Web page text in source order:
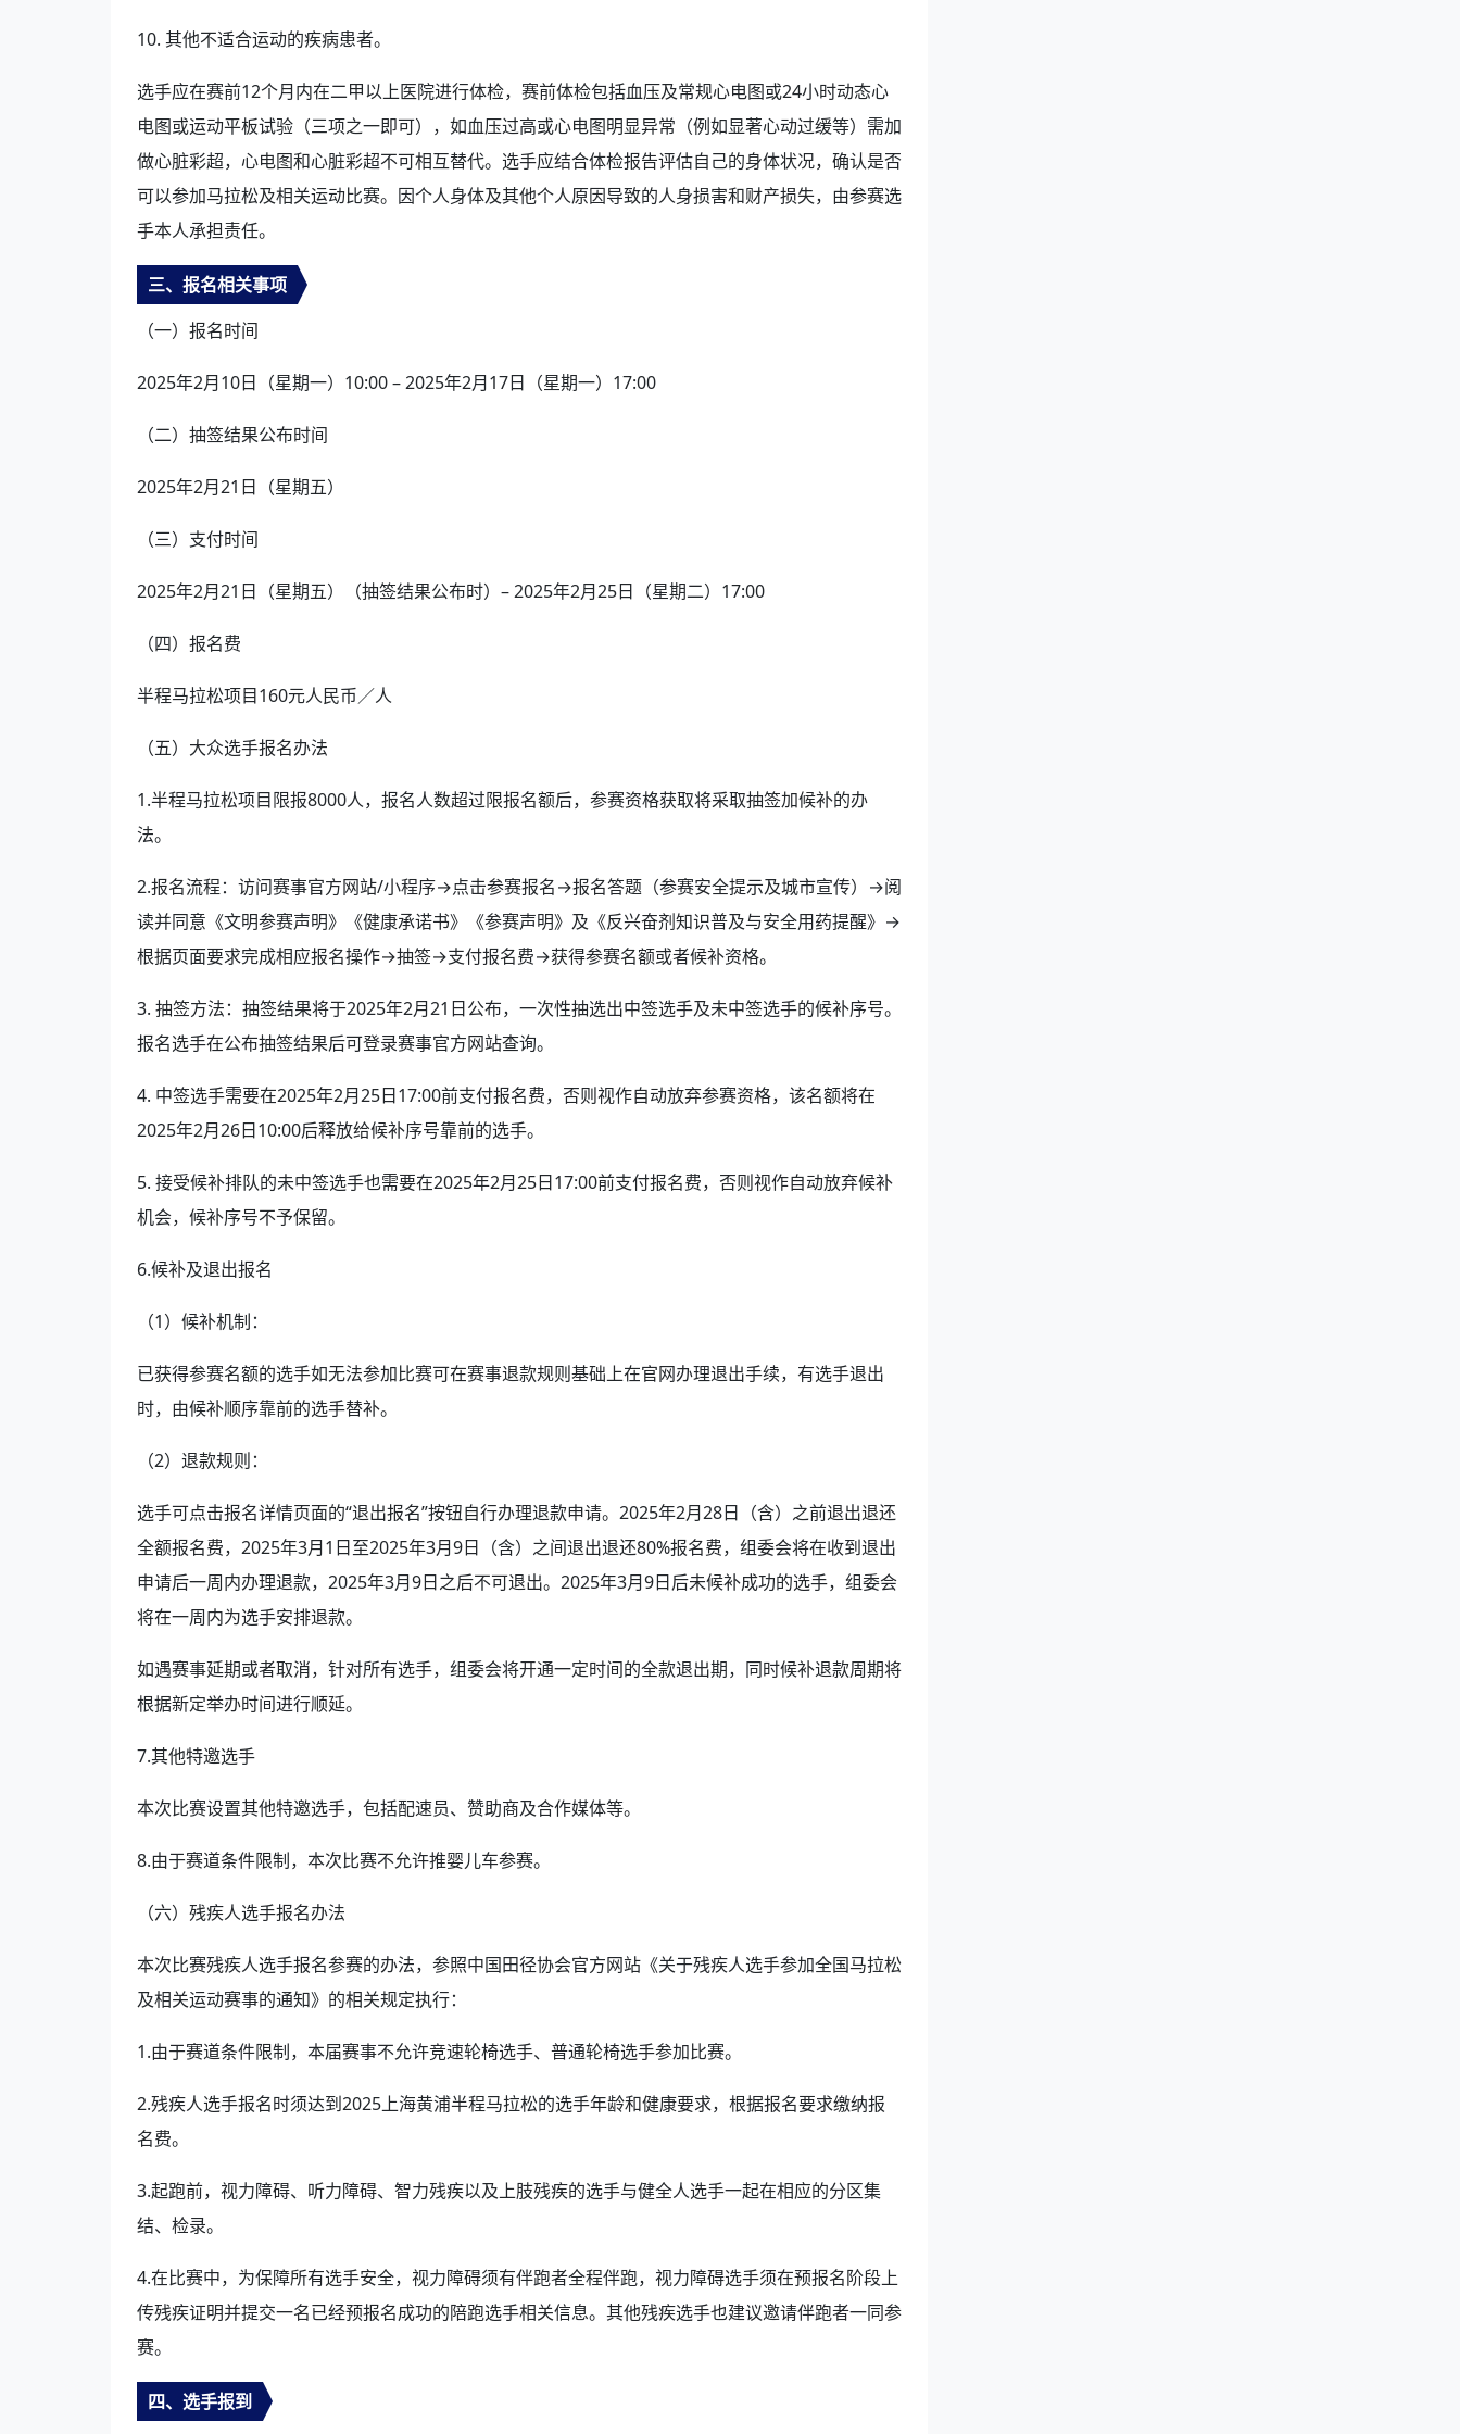
10. 其他不适合运动的疾病患者。
选手应在赛前12个月内在二甲以上医院进行体检，赛前体检包括血压及常规心电图或24小时动态心
电图或运动平板试验（三项之一即可），如血压过高或心电图明显异常（例如显著心动过缓等）需加
做心脏彩超，心电图和心脏彩超不可相互替代。选手应结合体检报告评估自己的身体状况，确认是否
可以参加马拉松及相关运动比赛。因个人身体及其他个人原因导致的人身损害和财产损失，由参赛选
手本人承担责任。
三、报名相关事项
（一）报名时间
2025年2月10日（星期一）10:00 – 2025年2月17日（星期一）17:00
（二）抽签结果公布时间
2025年2月21日（星期五）
（三）支付时间
2025年2月21日（星期五）（抽签结果公布时）– 2025年2月25日（星期二）17:00
（四）报名费
半程马拉松项目160元人民币／人
（五）大众选手报名办法
1.半程马拉松项目限报8000人，报名人数超过限报名额后，参赛资格获取将采取抽签加候补的办
法。
2.报名流程：访问赛事官方网站/小程序→点击参赛报名→报名答题（参赛安全提示及城市宣传）→阅
读并同意《文明参赛声明》《健康承诺书》《参赛声明》及《反兴奋剂知识普及与安全用药提醒》→
根据页面要求完成相应报名操作→抽签→支付报名费→获得参赛名额或者候补资格。
3. 抽签方法：抽签结果将于2025年2月21日公布，一次性抽选出中签选手及未中签选手的候补序号。
报名选手在公布抽签结果后可登录赛事官方网站查询。
4. 中签选手需要在2025年2月25日17:00前支付报名费，否则视作自动放弃参赛资格，该名额将在
2025年2月26日10:00后释放给候补序号靠前的选手。
5. 接受候补排队的未中签选手也需要在2025年2月25日17:00前支付报名费，否则视作自动放弃候补
机会，候补序号不予保留。
6.候补及退出报名
（1）候补机制：
已获得参赛名额的选手如无法参加比赛可在赛事退款规则基础上在官网办理退出手续，有选手退出
时，由候补顺序靠前的选手替补。
（2）退款规则：
选手可点击报名详情页面的“退出报名”按钮自行办理退款申请。2025年2月28日（含）之前退出退还
全额报名费，2025年3月1日至2025年3月9日（含）之间退出退还80%报名费，组委会将在收到退出
申请后一周内办理退款，2025年3月9日之后不可退出。2025年3月9日后未候补成功的选手，组委会
将在一周内为选手安排退款。
如遇赛事延期或者取消，针对所有选手，组委会将开通一定时间的全款退出期，同时候补退款周期将
根据新定举办时间进行顺延。
7.其他特邀选手
本次比赛设置其他特邀选手，包括配速员、赞助商及合作媒体等。
8.由于赛道条件限制，本次比赛不允许推婴儿车参赛。
（六）残疾人选手报名办法
本次比赛残疾人选手报名参赛的办法，参照中国田径协会官方网站《关于残疾人选手参加全国马拉松
及相关运动赛事的通知》的相关规定执行：
1.由于赛道条件限制，本届赛事不允许竞速轮椅选手、普通轮椅选手参加比赛。
2.残疾人选手报名时须达到2025上海黄浦半程马拉松的选手年龄和健康要求，根据报名要求缴纳报
名费。
3.起跑前，视力障碍、听力障碍、智力残疾以及上肢残疾的选手与健全人选手一起在相应的分区集
结、检录。
4.在比赛中，为保障所有选手安全，视力障碍须有伴跑者全程伴跑，视力障碍选手须在预报名阶段上
传残疾证明并提交一名已经预报名成功的陪跑选手相关信息。其他残疾选手也建议邀请伴跑者一同参
赛。
四、选手报到